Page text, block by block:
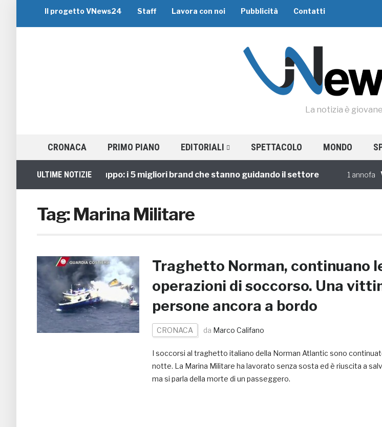
Il progetto VNews24 Staff Lavora con noi Pubblicità Contatti
La notizia è giovane
CRONACA PRIMO PIANO EDITORIALI SPETTACOLO MONDO
ULTIME NOTIZIE
Viaggi di Gruppo: i 5 migliori brand che stanno guidando il settore 1 annofa
Tag:Marina Militare
Traghetto Norman, continuano
operazioni di soccorso. Una
persone ancora a bordo
CRONACA da Marco Califano
I soccorsi al traghetto italiano della Norman Atlantic sono
notte. La Marina Militare ha lavorato senza sosta ed è riuscita a
ma si parla della morte di un passeggero.